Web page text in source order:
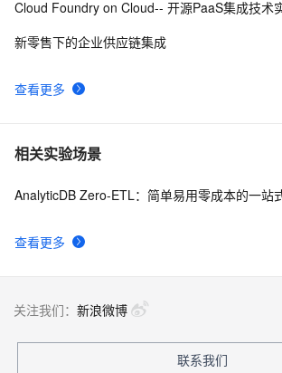
查看更多
Cloud Foundry on Cloud-- 开源PaaS集成技术
新零售下的企业供应链集成
相关实验场景
查看更多
AnalyticDB Zero-ETL：简单易用零成本的一站
关注我们： 新浪微博
联系我们